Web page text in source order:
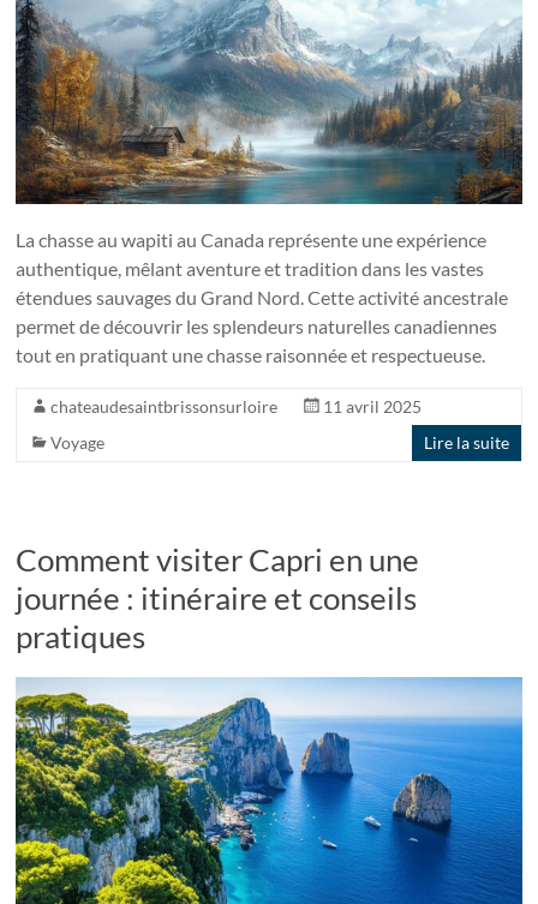
La chasse au wapiti au Canada représente une expérience
authentique, mêlant aventure et tradition dans les vastes
étendues sauvages du Grand Nord. Cette activité ancestrale
permet de découvrir les splendeurs naturelles canadiennes
tout en pratiquant une chasse raisonnée et respectueuse.
chateaudesaintbrissonsurloire
11 avril 2025
Voyage
Lire la suite
Comment visiter Capri en une
journée : itinéraire et conseils
pratiques